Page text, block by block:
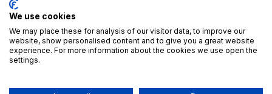
contactus@forgeflow.com
+ 34 936 94 04 85
We use cookies
We may place these for analysis of our visitor data, to improve our
website, show personalised content and to give you a great website
experience. For more information about the cookies we use open the
settings.